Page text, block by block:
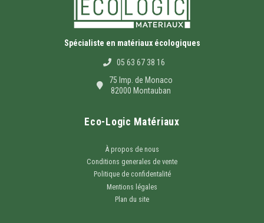
Spécialiste en matériaux écologiques
05 63 67 38 16
75 Imp. de Monaco
82000 Montauban
Eco-Logic Matériaux
À propos de nous
Conditions generales de vente
Politique de confidentalité
Mentions légales
Plan du site